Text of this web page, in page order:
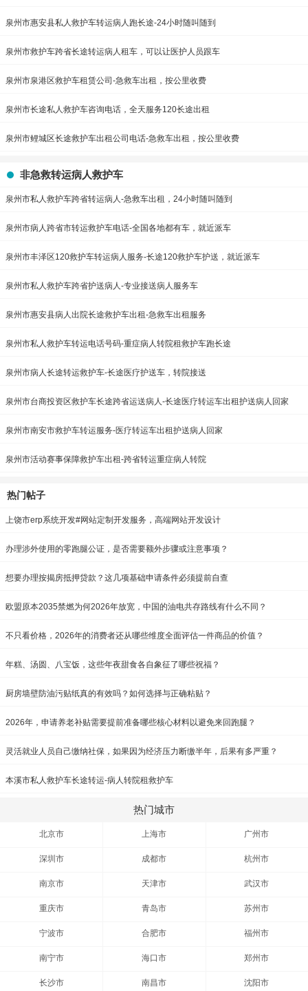
泉州市惠安县私人救护车转运病人跑长途-24小时随叫随到
泉州市救护车跨省长途转运病人租车，可以让医护人员跟车
泉州市泉港区救护车租赁公司-急救车出租，按公里收费
泉州市长途私人救护车咨询电话，全天服务120长途出租
泉州市鲤城区长途救护车出租公司电话-急救车出租，按公里收费
非急救转运病人救护车
泉州市私人救护车跨省转运病人-急救车出租，24小时随叫随到
泉州市病人跨省市转运救护车电话-全国各地都有车，就近派车
泉州市丰泽区120救护车转运病人服务-长途120救护车护送，就近派车
泉州市私人救护车跨省护送病人-专业接送病人服务车
泉州市惠安县病人出院长途救护车出租-急救车出租服务
泉州市私人救护车转运电话号码-重症病人转院租救护车跑长途
泉州市病人长途转运救护车-长途医疗护送车，转院接送
泉州市台商投资区救护车长途跨省运送病人-长途医疗转运车出租护送病人回家
泉州市南安市救护车转运服务-医疗转运车出租护送病人回家
泉州市活动赛事保障救护车出租-跨省转运重症病人转院
热门帖子
上饶市erp系统开发#网站定制开发服务，高端网站开发设计
办理涉外使用的零跑腿公证，是否需要额外步骤或注意事项？
想要办理按揭房抵押贷款？这几项基础申请条件必须提前自查
欧盟原本2035禁燃为何2026年放宽，中国的油电共存路线有什么不同？
不只看价格，2026年的消费者还从哪些维度全面评估一件商品的价值？
年糕、汤圆、八宝饭，这些年夜甜食各自象征了哪些祝福？
厨房墙壁防油污贴纸真的有效吗？如何选择与正确粘贴？
2026年，申请养老补贴需要提前准备哪些核心材料以避免来回跑腿？
灵活就业人员自己缴纳社保，如果因为经济压力断缴半年，后果有多严重？
本溪市私人救护车长途转运-病人转院租救护车
热门城市
北京市 上海市 广州市
深圳市 成都市 杭州市
南京市 天津市 武汉市
重庆市 青岛市 苏州市
宁波市 合肥市 福州市
南宁市 海口市 郑州市
长沙市 南昌市 沈阳市